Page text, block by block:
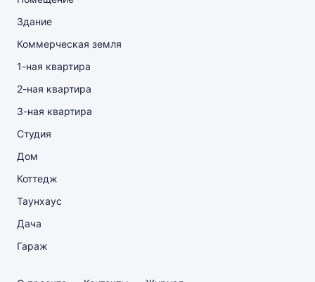
Здание
Коммерческая земля
1-ная квартира
2-ная квартира
3-ная квартира
Студия
Дом
Коттедж
Таунхаус
Дача
Гараж